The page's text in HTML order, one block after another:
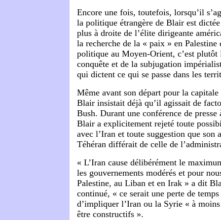
Encore une fois, toutefois, lorsqu’il
la politique étrangère de Blair est
plus à droite de l’élite dirigeante
la recherche de la « paix » en
politique au Moyen-Orient, c’est
conquête et de la subjugation
qui dictent ce qui se passe dans les
Même avant son départ pour la
Blair insistait déjà qu’il agissait de
Bush. Durant une conférence de
Blair a explicitement rejeté toute
avec l’Iran et toute suggestion que son
Téhéran différait de celle de
« L’Iran cause délibérément le
les gouvernements modérés et pour
Palestine, au Liban et en Irak » a dit
continué, « ce serait une perte de temps
d’impliquer l’Iran ou la Syrie « à
être constructifs ».